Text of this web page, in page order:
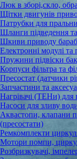
Люк в зборі,скло,
Щітки двигунів
Патрубки для
Шланги підведення
Шкиви приводу
Електронні модулі
Пружини підвіски
Корпуси фільтра та
Пресостат (датчики
Запчастини та
Нагрівачі (ТЕНи)
Насоси для зливу
Аквастопи, клапани
(пресостати)
Ремкомплекти
Мотори помпи,
Розбризкувачі,